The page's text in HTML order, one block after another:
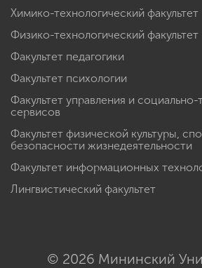
Химико-технологический факультет
Физико-технологический факультет
Факультет педагогики
Факультет психологии
Факультет управления и социально-
сервисов
Факультет физической культуры,
безопасности жизнедеятельности
Факультет информационных
Лингвистический факультет
© 2026 Мининский